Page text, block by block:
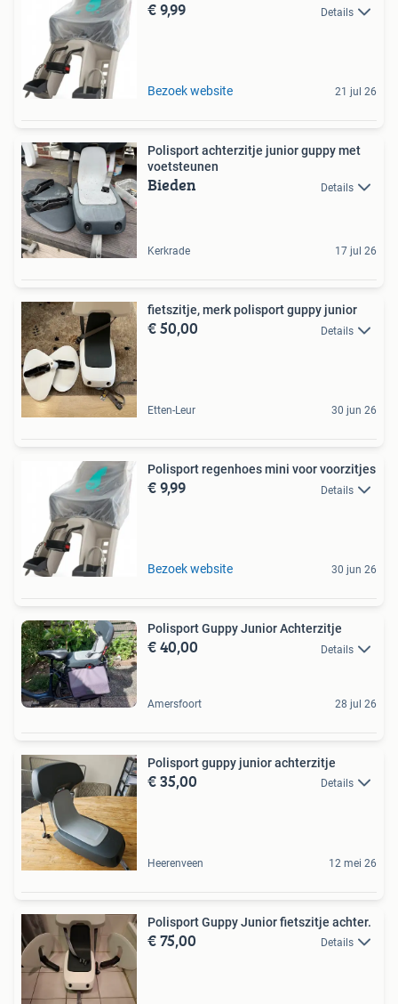
€ 9,99 Details
Bezoek website 21 jul 26
Polisport achterzitje junior guppy met
voetsteunen
Bieden Details
Kerkrade 17 jul 26
fietszitje, merk polisport guppy junior
€ 50,00 Details
Etten-Leur 30 jun 26
Polisport regenhoes mini voor voorzitjes
€ 9,99 Details
Bezoek website 30 jun 26
Polisport Guppy Junior Achterzitje
€ 40,00 Details
Amersfoort 28 jul 26
Polisport guppy junior achterzitje
€ 35,00 Details
Heerenveen 12 mei 26
Polisport Guppy Junior fietszitje achter.
€ 75,00 Details